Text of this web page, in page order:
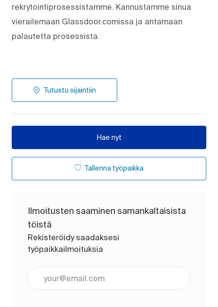
rekrytointiprosessistamme. Kannustamme sinua
vierailemaan Glassdoor.comissa ja antamaan
palautetta prosessista.
Tutustu sijaintiin
Hae nyt
Tallenna työpaikka
Ilmoitusten saaminen samankaltaisista
töistä
Rekisteröidy saadaksesi
työpaikkailmoituksia